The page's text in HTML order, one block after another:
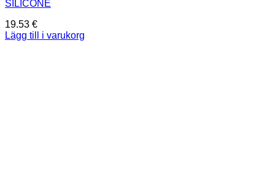
SILICONE
19.53 €
Lägg till i varukorg